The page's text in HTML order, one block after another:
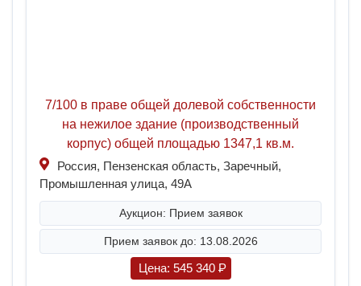
7/100 в праве общей долевой собственности
на нежилое здание (производственный
корпус) общей площадью 1347,1 кв.м.
Россия, Пензенская область, Заречный,
Промышленная улица, 49А
Аукцион: Прием заявок
Прием заявок до: 13.08.2026
Цена: 545 340 P